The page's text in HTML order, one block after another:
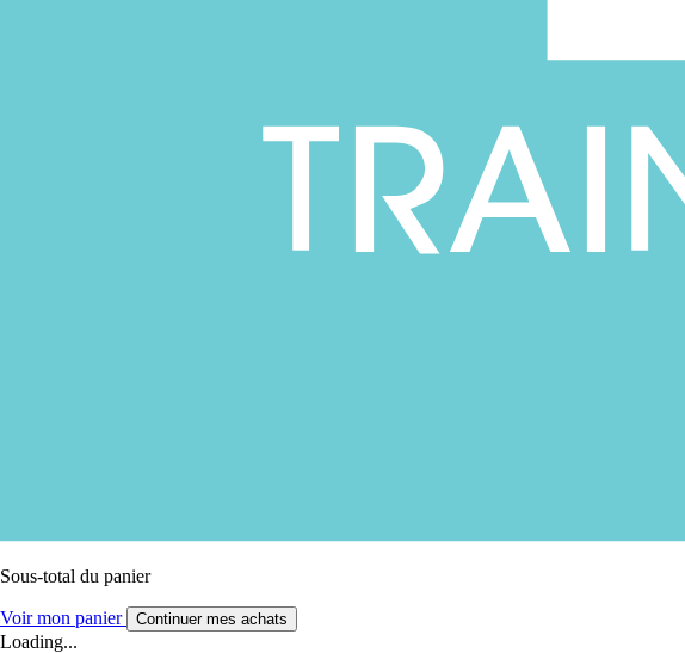
Sous-total du panier
Voir mon panier Continuer mes achats
Loading...